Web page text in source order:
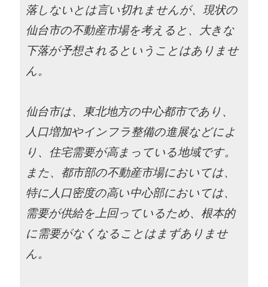
落しないとは言い切れませんが、現状の
仙台市の不動産市場を考えると、大きな
下落が予想されるということはありませ
ん。
仙台市は、東北地方の中心都市であり、
人口増加やインフラ整備の進展などによ
り、住宅需要が高まっている地域です。
また、都市部の不動産市場においては、
特に人口密度の高い中心部においては、
需要が供給を上回っているため、根本的
に需要がなくなることはまずありませ
ん。